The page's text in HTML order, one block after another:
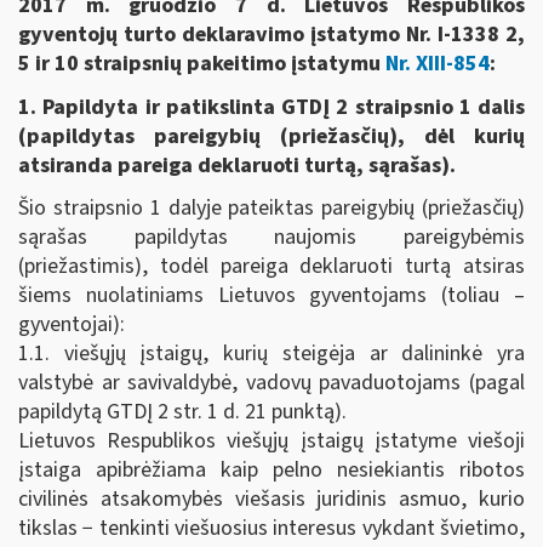
gyventojų turto deklaravimo įstatymo Nr. I-1338 2,
5 ir 10 straipsnių pakeitimo įstatymu Nr. XIII-854:
1. Papildyta ir patikslinta GTDĮ 2 straipsnio 1 dalis
(papildytas pareigybių (priežasčių), dėl kurių
atsiranda pareiga deklaruoti turtą, sąrašas).
Šio straipsnio 1 dalyje pateiktas pareigybių (priežasčių)
sąrašas papildytas naujomis pareigybėmis
(priežastimis), todėl pareiga deklaruoti turtą atsiras
šiems nuolatiniams Lietuvos gyventojams (toliau –
gyventojai):
1.1. viešųjų įstaigų, kurių steigėja ar dalininkė yra
valstybė ar savivaldybė, vadovų pavaduotojams (pagal
papildytą GTDĮ 2 str. 1 d. 21 punktą).
Lietuvos Respublikos viešųjų įstaigų įstatyme viešoji
įstaiga apibrėžiama kaip pelno nesiekiantis ribotos
civilinės atsakomybės viešasis juridinis asmuo, kurio
tikslas − tenkinti viešuosius interesus vykdant švietimo,